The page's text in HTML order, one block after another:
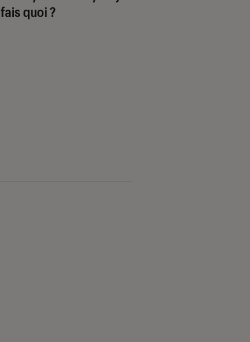
fais quoi ?